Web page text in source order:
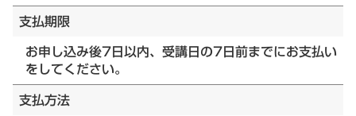
支払期限
お申し込み後7日以内、受講日の7日前までにお支払い
をしてください。
支払方法